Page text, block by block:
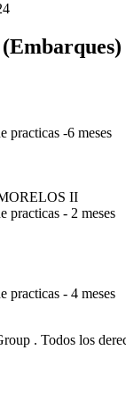
practicas -6 meses
II
practicas - 2 meses
practicas - 4 meses
. Todos los